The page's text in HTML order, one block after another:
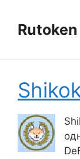
содержимому
Rutoken